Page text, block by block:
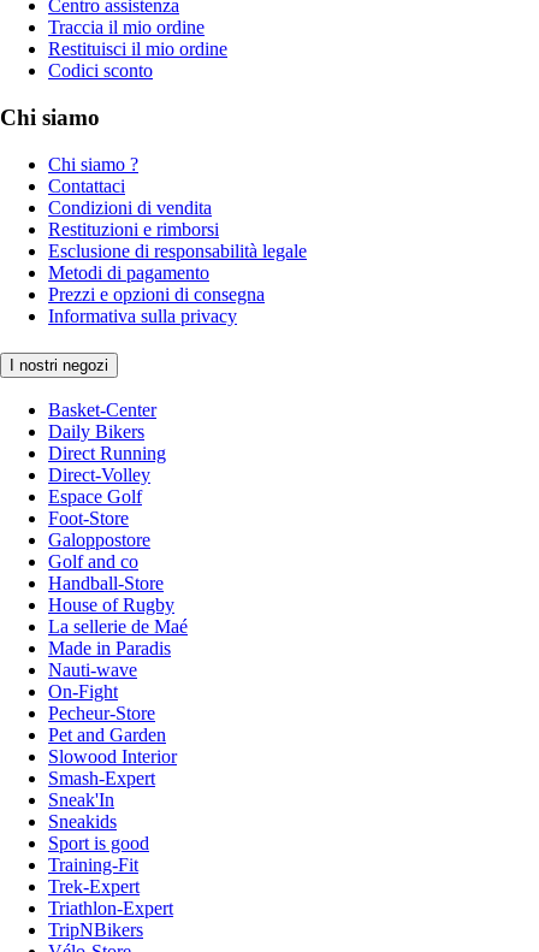
Centro assistenza
Traccia il mio ordine
Restituisci il mio ordine
Codici sconto
Chi siamo
Chi siamo ?
Contattaci
Condizioni di vendita
Restituzioni e rimborsi
Esclusione di responsabilità legale
Metodi di pagamento
Prezzi e opzioni di consegna
Informativa sulla privacy
I nostri negozi
Basket-Center
Daily Bikers
Direct Running
Direct-Volley
Espace Golf
Foot-Store
Galoppostore
Golf and co
Handball-Store
House of Rugby
La sellerie de Maé
Made in Paradis
Nauti-wave
On-Fight
Pecheur-Store
Pet and Garden
Slowood Interior
Smash-Expert
Sneak'In
Sneakids
Sport is good
Training-Fit
Trek-Expert
Triathlon-Expert
TripNBikers